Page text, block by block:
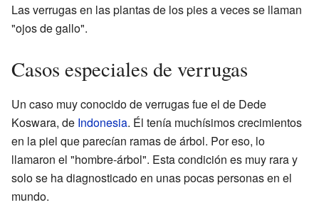
Las verrugas en las plantas de los pies a veces se llaman
"ojos de gallo".
Casos especiales de verrugas
Un caso muy conocido de verrugas fue el de Dede
Koswara, de Indonesia. Él tenía muchísimos crecimientos
en la piel que parecían ramas de árbol. Por eso, lo
llamaron el "hombre-árbol". Esta condición es muy rara y
solo se ha diagnosticado en unas pocas personas en el
mundo.